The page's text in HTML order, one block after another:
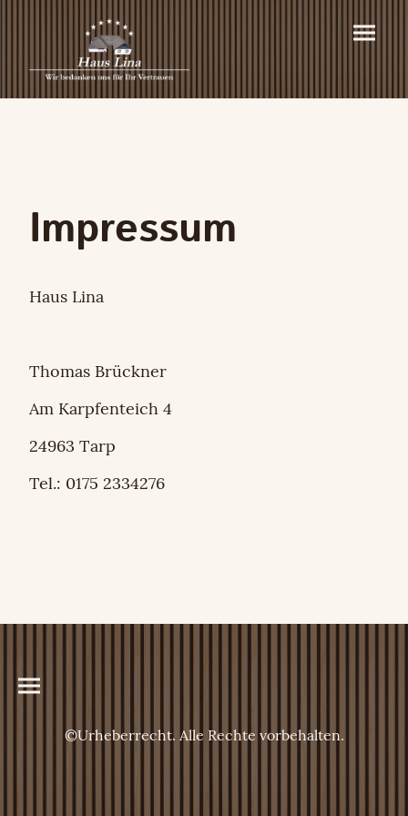
Impressum
Haus Lina
Thomas Brückner
Am Karpfenteich 4
24963 Tarp
Tel.: 0175 2334276
©Urheberrecht. Alle Rechte vorbehalten.